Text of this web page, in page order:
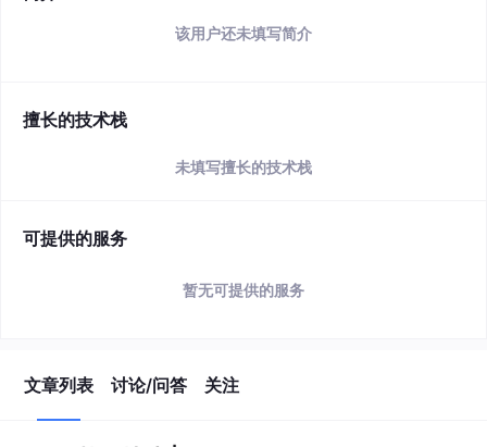
该用户还未填写简介
擅长的技术栈
未填写擅长的技术栈
可提供的服务
暂无可提供的服务
文章列表 讨论/问答 关注